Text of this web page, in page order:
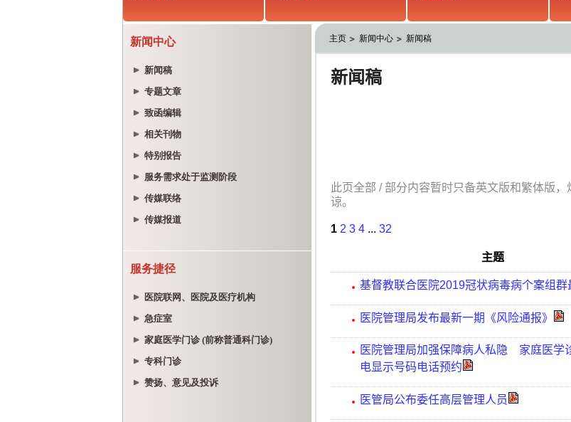
新闻中心
新闻稿
专题文章
致函编辑
相关刊物
特别报告
服务需求处于监测阶段
传媒联络
传媒报道
服务捷径
医院联网、医院及医疗机构
急症室
家庭医学门诊 (前称普通科门诊)
专科门诊
赞扬、意见及投诉
主页 新闻中心 新闻稿